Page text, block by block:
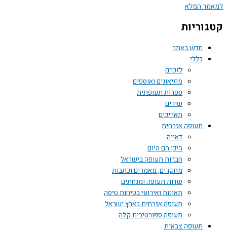
למאמר המלא
קטגוריות
חדש באתר
כללי
לזכרם
מוזיאונים ואוספים
ספרות תעופתית
שירים
תאריכים
תעופה אזרחית
דאייה
היכן הם היום
חברות תעופה בישראל
מחקרים, מאמרים וכתבות
שדות תעופה ומנחתים
תאונות ואירועי בטיחות טיסה
תעופה אזרחית בארץ ישראל
תעופה ספורטיבית קלה
תעופה צבאית